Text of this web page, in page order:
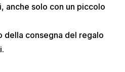
anche solo con un piccolo
della consegna del regalo